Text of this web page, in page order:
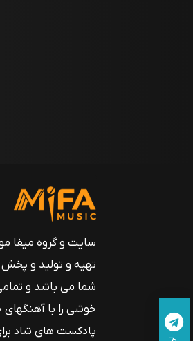
تهیه و تولید و
شما می باشد و
خوشی را با
پادکست های شاد